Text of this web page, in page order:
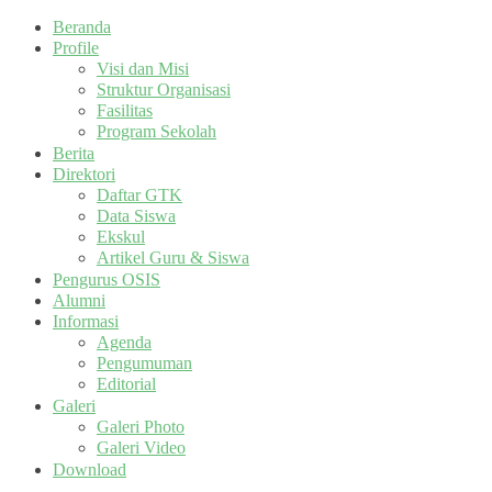
Beranda
Profile
Visi dan Misi
Struktur Organisasi
Fasilitas
Program Sekolah
Berita
Direktori
Daftar GTK
Data Siswa
Ekskul
Artikel Guru & Siswa
Pengurus OSIS
Alumni
Informasi
Agenda
Pengumuman
Editorial
Galeri
Galeri Photo
Galeri Video
Download